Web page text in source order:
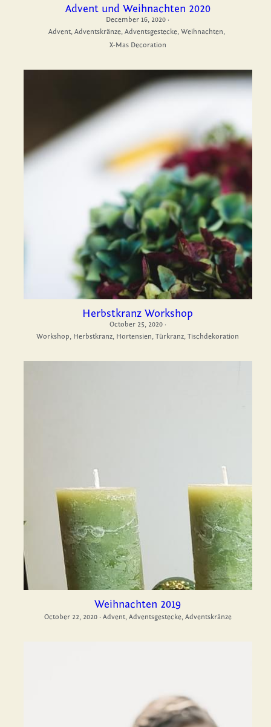
Advent und Weihnachten 2020
December 16, 2020 ·
Advent, Adventskränze, Adventsgestecke, Weihnachten,
X-Mas Decoration
Herbstkranz Workshop
October 25, 2020·
Workshop, Herbstkranz, Hortensien, Türkranz, Tischdekoration
Weihnachten 2019
October 22, 2020· Advent, Adventsgestecke, Adventskränze